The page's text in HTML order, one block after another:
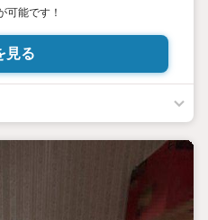
可能です！
見る